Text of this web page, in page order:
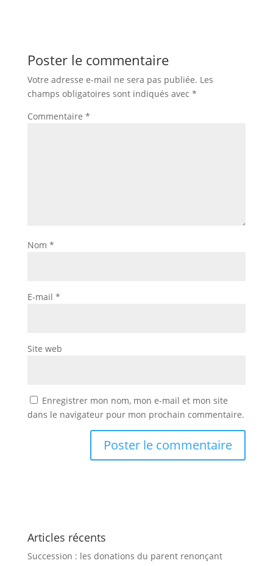
Poster le commentaire
Votre adresse e-mail ne sera pas publiée. Les
champs obligatoires sont indiqués avec *
Commentaire *
Nom *
E-mail *
Site web
Enregistrer mon nom, mon e-mail et mon site
dans le navigateur pour mon prochain commentaire.
Articles récents
Succession : les donations du parent renonçant